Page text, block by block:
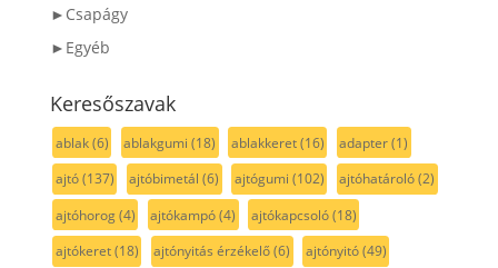
►Csapágy
►Egyéb
Keresőszavak
ablak(6) ablakgumi (18) ablakkeret(16) adapter(1)
ajtó(137) ajtóbimetál (6) ajtógumi (102) ajtóhatároló(2)
ajtóhorog(4) ajtókampó(4) ajtókapcsoló(18)
ajtókeret(18) ajtónyitás érzékelő(6) ajtónyitó(49)